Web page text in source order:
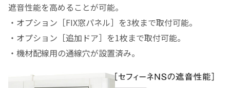
遮音性能を高めることが可能。
・オプション［FIX窓パネル］を3枚まで取付可能。
・オプション［追加ドア］を1枚まで取付可能。
・機材配線用の通線穴が設置済み。